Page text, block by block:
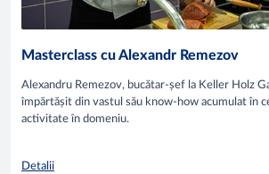
Masterclass cu Alexandr Remezov
Alexandru Remezov, bucătar-șef la Keller Holz
împărtășit din vastul său know-how acumulat în
activitate în domeniu.
Detalii